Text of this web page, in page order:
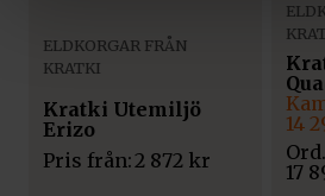
ELDKORGAR FRÅN
KRATKI
Kratki Utemiljö
Erizo
Pris från:2 872 kr 17
Det
var:
17
14
Det
är:
14